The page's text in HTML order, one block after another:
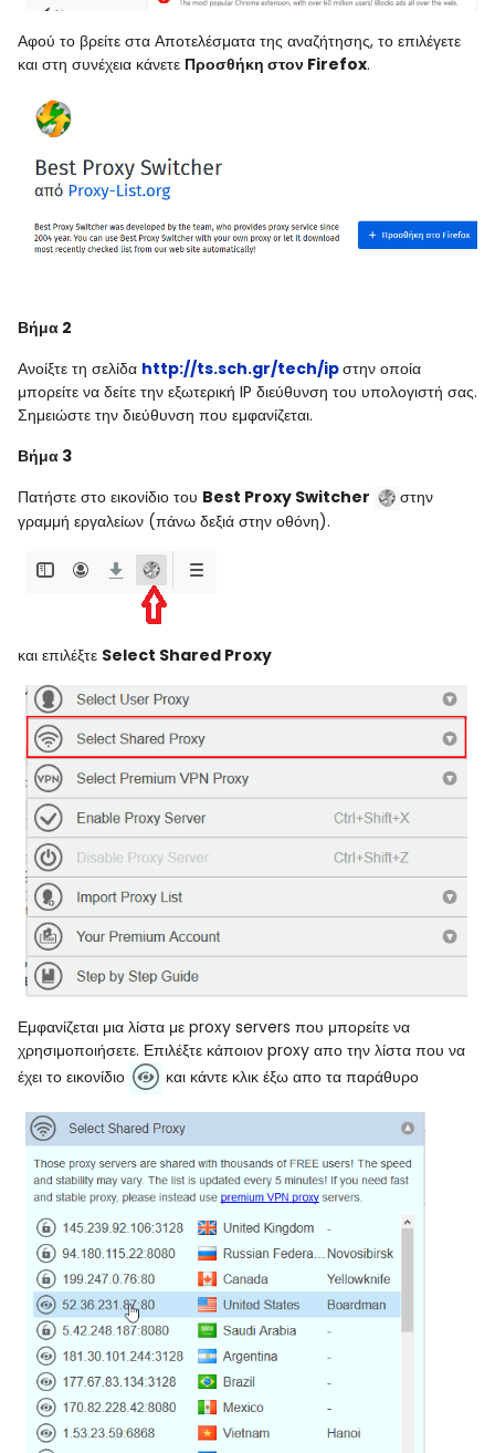
Αφού το βρείτε στα Αποτελέσματα της αναζήτησης, το επιλέγετε
και στη συνέχεια κάνετε Προσθήκη στον Firefox.
Βήμα 2
Ανοίξτε τη σελίδα http://ts.sch.gr/tech/ipστην οποία
μπορείτε να δείτε την εξωτερική IP διεύθυνση του υπολογιστή σας.
Σημειώστε την διεύθυνση που εμφανίζεται.
Βήμα 3
Πατήστε στο εικονίδιο του Best Proxy Switcher
στην
γραμμή εργαλείων (πάνω δεξιά στην οθόνη).
και επιλέξτε Select Shared Proxy
Εμφανίζεται μια λίστα με proxy servers που μπορείτε να
χρησιμοποιήσετε. Επιλέξτε κάποιον proxy απο την λίστα που να
έχει το εικονίδιο
και κάντε κλικ έξω απο τα παράθυρο